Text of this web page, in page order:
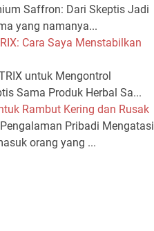
Saffron: Dari Skeptis Jadi
yang namanya...
Cara Saya Menstabilkan
untuk Mengontrol
Sama Produk Herbal Sa...
Rambut Kering dan Rusak
Pribadi Mengatasi
orang yang ...